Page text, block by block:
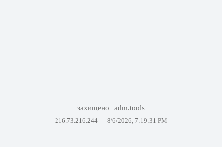
захищено adm.tools
216.73.216.244 — 8/6/2026, 7:19:31 PM